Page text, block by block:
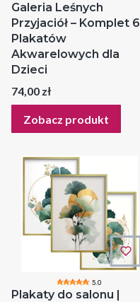
Galeria Leśnych
Przyjaciół – Komplet 6
Plakatów
Akwarelowych dla
Dzieci
Cena
74,00 zł
Zobacz produkt
5.0
Plakaty do salonu |